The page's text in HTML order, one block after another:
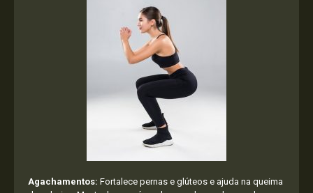
Agachamentos: Fortalece pernas e glúteos e ajuda na queima